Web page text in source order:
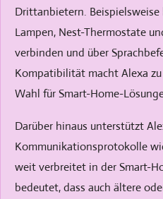
Drittanbietern.
Lampen, Nest-Thermostate
verbinden und über
Kompatibilität macht Alexa
Wahl für Smart-Home-
Darüber hinaus unterstützt
Kommunikationsprotokolle
weit verbreitet in der Smart-
bedeutet, dass auch ältere